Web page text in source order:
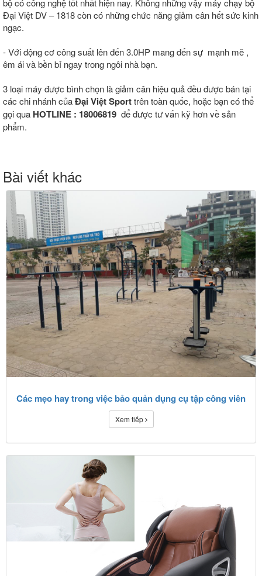
bộ có công nghệ tốt nhất hiện nay. Không những vậy máy chạy bộ
Đại Việt DV – 1818 còn có những chức năng giảm cân hết sức kinh
ngạc.
- Với động cơ công suất lên đến 3.0HP mang đến sự mạnh mẽ ,
êm ái và bền bỉ ngay trong ngôi nhà bạn.
3 loại máy được bình chọn là giảm cân hiệu quả đều được bán tại
các chi nhánh củaĐại Việt Sporttrên toàn quốc, hoặc bạn có thể
gọi qua HOTLINE : 18006819 để được tư vấn kỹ hơn về sản
phẩm.
Bài viết khác
Các mẹo hay trong việc bảo quản dụng cụ tập công viên
Xem tiếp